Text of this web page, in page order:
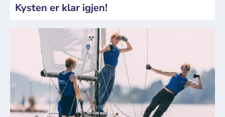
Kysten er klar igjen!